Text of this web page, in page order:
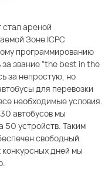
ареной
Зоне ICPC
программированию
звание “the best in the
за непростую, но
для перевозки
необходимые условия.
автобусов мы
50 устройств. Таким
свободный
дней мы